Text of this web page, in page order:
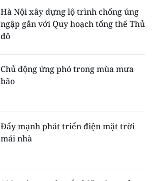
Hà Nội xây dựng lộ trình chống úng
ngập gắn với Quy hoạch tổng thể Thủ
đô
Chủ động ứng phó trong mùa mưa
bão
Đẩy mạnh phát triển điện mặt trời
mái nhà